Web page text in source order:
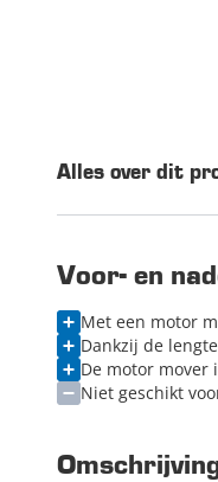
Alles over dit
Voor- en
Met een motor
Dankzij de
De motor mover
Niet geschikt